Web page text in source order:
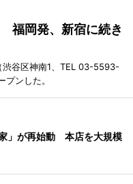
福岡発、新宿に続き
渋谷区神南1、TEL 03-5593-
ンした。
」が再始動 本店を大規模